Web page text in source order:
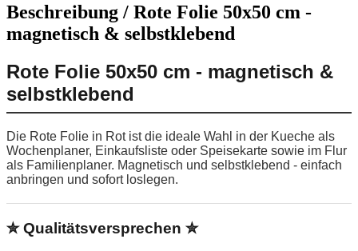
Beschreibung / Rote Folie 50x50 cm -
magnetisch & selbstklebend
Rote Folie 50x50 cm - magnetisch &
selbstklebend
Die Rote Folie in Rot ist die ideale Wahl in der Kueche als
Wochenplaner, Einkaufsliste oder Speisekarte sowie im Flur
als Familienplaner. Magnetisch und selbstklebend - einfach
anbringen und sofort loslegen.
✮ Qualitätsversprechen ✮